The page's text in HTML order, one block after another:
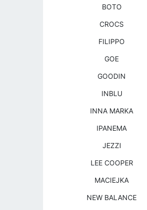
BOTO
CROCS
FILIPPO
GOE
GOODIN
INBLU
INNA MARKA
IPANEMA
JEZZI
LEE COOPER
MACIEJKA
NEW BALANCE